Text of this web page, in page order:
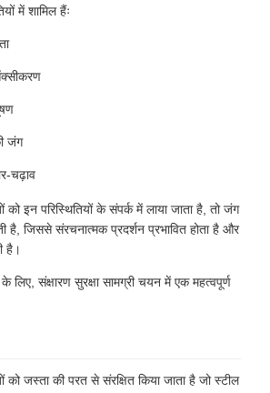
में शामिल हैंः
जंग
चढ़ाव
को इन परिस्थितियों के संपर्क में लाया जाता है, तो जंग
है, जिससे संरचनात्मक प्रदर्शन प्रभावित होता है और
है।
लिए, संक्षारण सुरक्षा सामग्री चयन में एक महत्वपूर्ण
को जस्ता की परत से संरक्षित किया जाता है जो स्टील